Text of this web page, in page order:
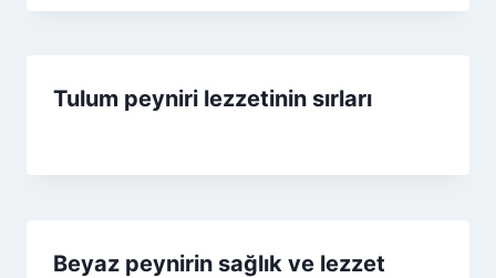
Tulum peyniri lezzetinin sırları
Beyaz peynirin sağlık ve lezzet